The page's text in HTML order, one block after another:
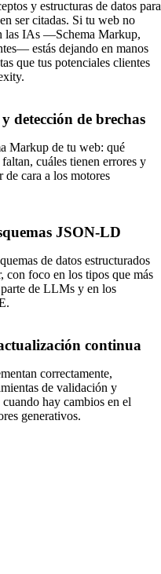
y estructuras de datos para
ser citadas. Si tu web no
las IAs —Schema Markup,
estás dejando en manos
que tus potenciales clientes
detección de brechas
Markup de tu web: qué
cuáles tienen errores y
de cara a los motores
JSON-LD
de datos estructurados
con foco en los tipos que más
de LLMs y en los
continua
correctamente,
de validación y
hay cambios en el
generativos.